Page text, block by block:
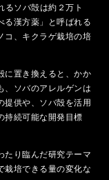
るソバ殻は約２万ト
る漢方薬」と呼ばれる
コ、キクラゲ栽培の培
に置き換えると、かか
、ソバのアレルゲンは
提供や、ソバ殻を活用
持続可能な開発目標
たり臨んだ研究テーマ
栽培できる量の変化な